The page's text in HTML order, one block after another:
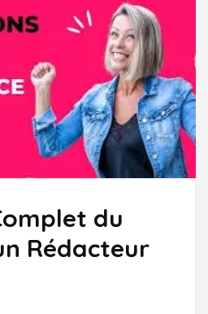
du
Rédacteur